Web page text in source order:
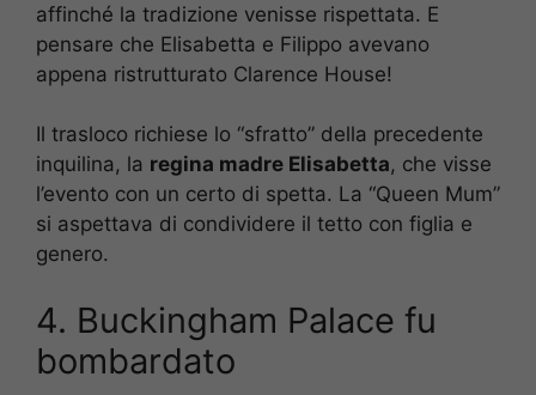
affinché la tradizione venisse rispettata. E
pensare che Elisabetta e Filippo avevano
appena ristrutturato Clarence House!
Il trasloco richiese lo “sfratto” della precedente
inquilina, la regina madre Elisabetta, che visse
l’evento con un certo di spetta. La “Queen Mum”
si aspettava di condividere il tetto con figlia e
genero.
4. Buckingham Palace fu
bombardato